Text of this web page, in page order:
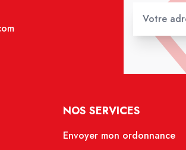
NOS SERVICES
Envoyer mon ordonnance